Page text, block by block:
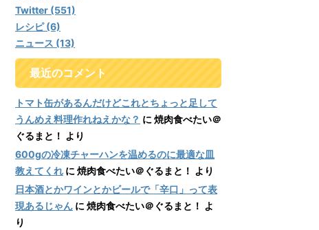
Twitter (551)
レシピ (6)
ニュース (13)
最近のコメント
トマト缶があるんだけどこれとちょっと足して
うんめえ料理作れねえかな？ に 焼肉食べたい＠
ぐるまと！ より
600gの冷凍チャーハンを温めるのに最適な皿
教えてくれ に 焼肉食べたい＠ぐるまと！ より
日本酒とかワインとかビールで「辛口」って表
現あるじゃん に 焼肉食べたい＠ぐるまと！ よ
り